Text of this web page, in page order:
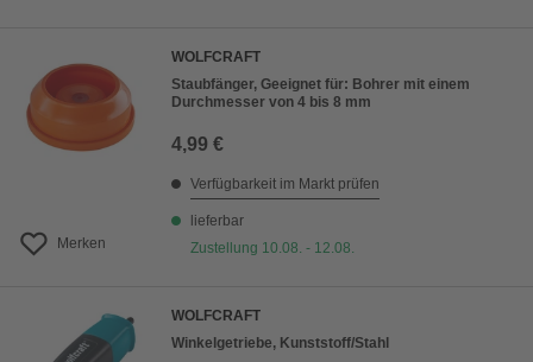
Merken
WOLFCRAFT
Staubfänger, Geeignet für: Bohrer mit einem
Durchmesser von 4 bis 8 mm
4,99 €
Verfügbarkeit im Markt prüfen
lieferbar
Zustellung 10.08. - 12.08.
WOLFCRAFT
Winkelgetriebe, Kunststoff/Stahl